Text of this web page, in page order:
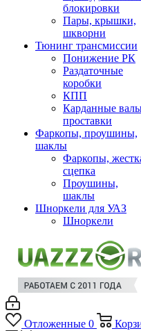
блокировки
Пары, крышки,
шкворни
Тюнинг трансмиссии
Понижение РК
Раздаточные
коробки
КПП
Карданные
проставки
Фаркопы, проушины,
шаклы
Фаркопы,
сцепка
Проушины,
шаклы
Шноркели для УАЗ
Шноркели
Отложенные 0